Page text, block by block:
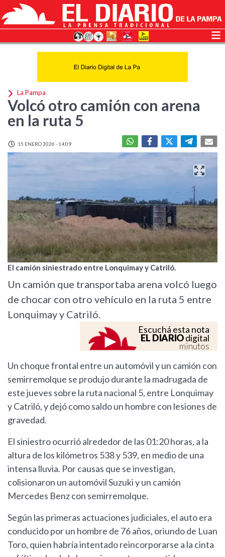
La Pampa
Volcó otro camión con arena
en la ruta 5
15 ENERO 2026 - 14:09
El camión siniestrado entre Lonquimay y Catriló.
Un camión que transportaba arena volcó luego
de chocar con otro vehículo en la ruta 5 entre
Lonquimay y Catriló.
Escuchá esta nota
EL DIARIOdigital
minutos
Un choque frontal entre un automóvil y un camión con
semirremolque se produjo durante la madrugada de
este jueves sobre la ruta nacional 5, entre Lonquimay
y Catriló, y dejó como saldo un hombre con lesiones de
gravedad.
El siniestro ocurrió alrededor de las 01:20 horas, a la
altura de los kilómetros 538 y 539, en medio de una
intensa lluvia. Por causas que se investigan,
colisionaron un automóvil Suzuki y un camión
Mercedes Benz con semirremolque.
Según las primeras actuaciones judiciales, el auto era
conducido por un hombre de 76 años, oriundo de Luan
Toro, quien habría intentado reincorporarse a la cinta